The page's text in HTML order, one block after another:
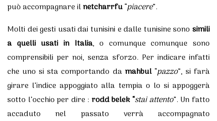
può accompagnare ilnetcharrfu“piacere”.
Molti dei gesti usati dai tunisini e dalle tunisine sono simili
a quelli usati in Italia, o comunque comunque sono
comprensibili per noi, senza sforzo. Per indicare infatti
che uno si sta comportando da mahbul“pazzo”, si farà
girare l’indice appoggiato alla tempia o lo si appoggerà
sotto l’occhio per dire : rodd belek “stai attento”. Un fatto
accaduto nel passato verrà accompagnato